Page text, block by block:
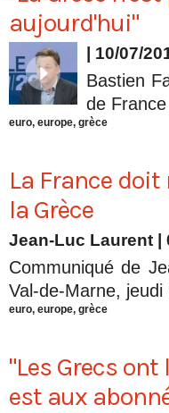
aujourd'hui"
| 10/07/
Bastien
de
euro, europe, grèce
La France
la Grèce
Jean-Luc Laurent
Communiqué de
Val-de-Marne, jeudi
euro, europe, grèce
"Les Grecs
est aux